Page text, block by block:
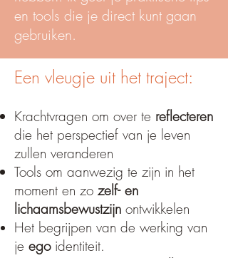
en tools die je direct kunt gaan
gebruiken.
Een vleugje uit het traject:
​Krachtvragen om over te reflecteren
die het perspectief van je leven
zullen veranderen ​
Tools om aanwezig te zijn in het
moment en zo zelf- en
lichaamsbewustzijn ontwikkelen
Het begrijpen van de werking van
je ego identiteit.